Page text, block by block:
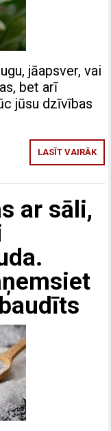
jāapsver, vai
bet arī
jūsu dzīvības
LASĪT VAIRĀK
ar sāli,